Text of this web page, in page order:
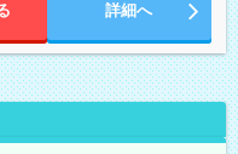
詳細へ